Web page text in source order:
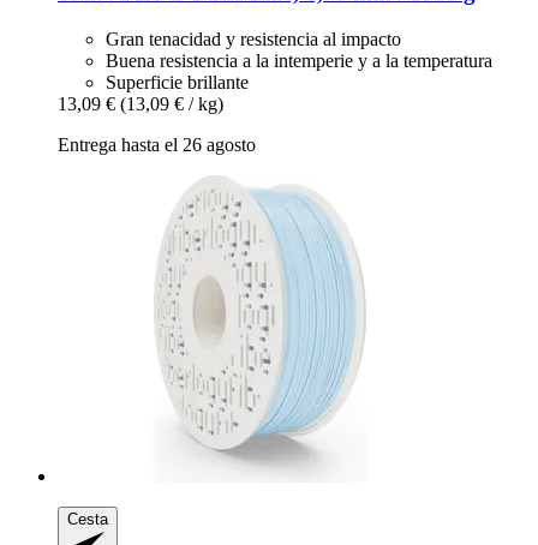
Gran tenacidad y resistencia al impacto
Buena resistencia a la intemperie y a la temperatura
Superficie brillante
13,09 € (13,09 € / kg)
Entrega hasta el 26 agosto
Cesta